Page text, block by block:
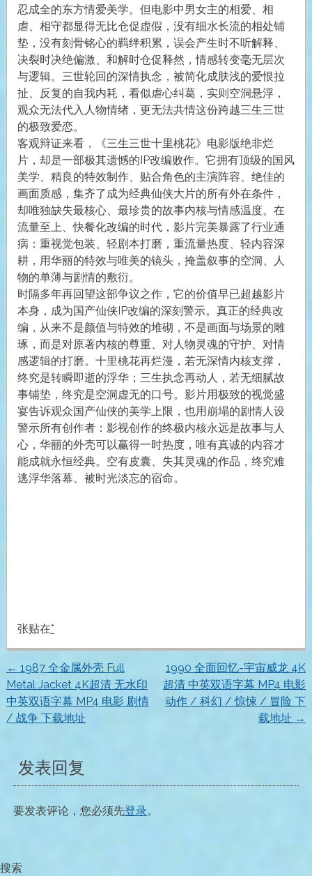
忍成全的东方情爱美学。但电影中男女主的相爱、相
虐、相守都显得无比仓促虚假，没有细水长流的相处铺
垫，没有刻骨铭心的羁绊积累，误会产生时不听解释、
决裂时决绝偏激、和解时仓促释然，情感转变毫无层次
与逻辑。三世轮回的深情执念，被简化成肤浅的爱恨拉
扯、反复的自我内耗，看似虐心纠葛，实则空洞悬浮，
观众无法代入人物情绪，更无法共情这份跨越三生三世
的极致爱恋。
客观辩证来看，《三生三世十里桃花》电影版绝非烂
片，却是一部极其遗憾的IP改编败作。它拥有顶级的国风
美学、精良的特效制作、贴合角色的主演阵容、绝佳的
画面质感，集齐了成为经典仙侠大片的所有外在条件，
却唯独缺失最核心、最珍贵的故事内核与情感温度。在
流量至上、快餐化改编的时代，影片完美暴露了行业通
病：重视觉包装、轻剧本打磨，重流量热度、轻内容深
耕，用华丽的特效与唯美的镜头，掩盖叙事的空洞、人
物的单薄与剧情的敷衍。
时隔多年再回望这部争议之作，它的价值早已超越影片
本身，成为国产仙侠IP改编的深刻警示。真正的经典改
编，从来不是颜值与特效的堆砌，不是画面与场景的雕
琢，而是对原著内核的尊重、对人物灵魂的守护、对情
感逻辑的打磨。十里桃花再烂漫，若无深情内核支撑，
终究是转瞬即逝的浮华；三生执念再动人，若无细腻故
事铺垫，终究是空洞虚无的口号。影片用极致的视觉盛
宴告诉观众国产仙侠的美学上限，也用崩塌的剧情人设
警示所有创作者：影视创作的终极内核永远是故事与人
心，华丽的外壳可以赢得一时热度，唯有真诚的内容才
能成就永恒经典。空有皮囊、失其灵魂的作品，终究难
逃浮华落幕、被时光淡忘的宿命。
张贴在*
文
章
航
← 1987 全金属外壳 Full
Metal Jacket 4K超清 无水印
中英双语字幕 MP4 电影 剧情
/ 战争 下载地址
1990 全面回忆-宇宙威龙 4K
超清 中英双语字幕 MP4 电影
动作 / 科幻 / 惊悚 / 冒险 下
载地址 →
发表回复
要发表评论，您必须先登录。
搜索